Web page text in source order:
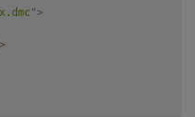
>
>